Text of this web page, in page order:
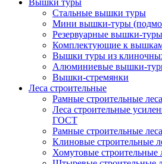
Вышки туры
Стальные вышки туры
Мини вышки-туры
Резервуарные вышки-туры
Комплектующие к
Вышки туры из
Алюминиевые вышки-
Вышки-стремянки
Леса строительные
Рамные строительные
Леса строительные
ГОСТ
Рамные строительные
Клиновые строительные
Хомутовые строительные